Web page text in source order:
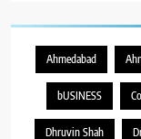
Ahmedabad
bUSINESS
Dhruvin Shah